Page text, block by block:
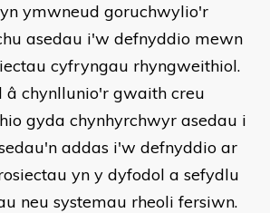
ymwneud goruchwylio'r
asedau i'w defnyddio mewn
cyfryngau rhyngweithiol.
â chynllunio'r gwaith creu
gyda chynhyrchwyr asedau i
addas i'w defnyddio ar
yn y dyfodol a sefydlu
neu systemau rheoli fersiwn.